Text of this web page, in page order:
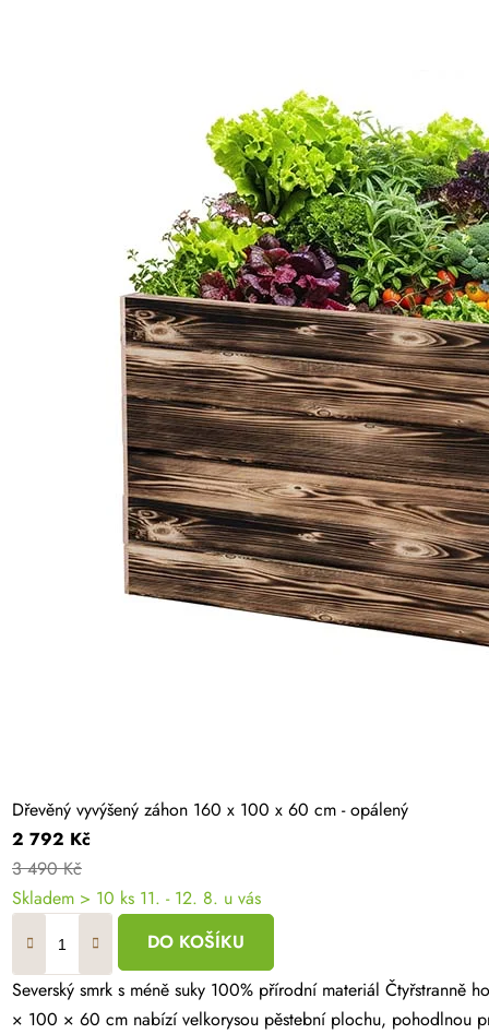
Dřevěný vyvýšený záhon 160 x 100 x 60 cm - opálený
2 792 Kč
3 490 Kč
Skladem > 10 ks 11. - 12. 8. u vás
DO KOŠÍKU
Severský smrk s méně suky 100% přírodní materiál Čtyřstranně hoblovaný masiv Proměňte svou zahradu v místo plné čerstvé zeleniny, voňavých bylinek a sladkých jahod. Opálený dřevěný vyvýšený záhon 160
× 100 × 60 cm nabízí velkorysou pěstební plochu, pohodlnou